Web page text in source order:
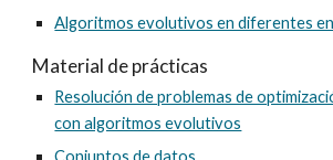
Algoritmos evolutivos en diferentes
Material de prácticas
Resolución de problemas de
con algoritmos evolutivos
Conjuntos de datos